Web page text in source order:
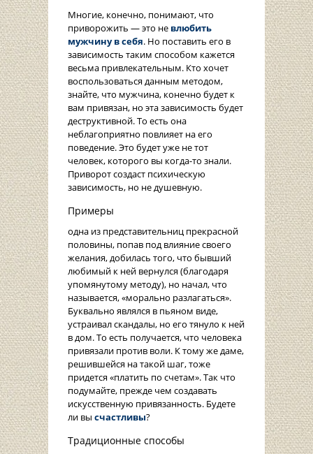
Многие, конечно, понимают, что
приворожить — это не влюбить
мужчину в себя. Но поставить его в
зависимость таким способом кажется
весьма привлекательным. Кто хочет
воспользоваться данным методом,
знайте, что мужчина, конечно будет к
вам привязан, но эта зависимость будет
деструктивной. То есть она
неблагоприятно повлияет на его
поведение. Это будет уже не тот
человек, которого вы когда-то знали.
Приворот создаст психическую
зависимость, но не душевную.
Примеры
одна из представительниц прекрасной
половины, попав под влияние своего
желания, добилась того, что бывший
любимый к ней вернулся (благодаря
упомянутому методу), но начал, что
называется, «морально разлагаться».
Буквально являлся в пьяном виде,
устраивал скандалы, но его тянуло к ней
в дом. То есть получается, что человека
привязали против воли. К тому же даме,
решившейся на такой шаг, тоже
придется «платить по счетам». Так что
подумайте, прежде чем создавать
искусственную привязанность. Будете
ли вы счастливы?
Традиционные способы